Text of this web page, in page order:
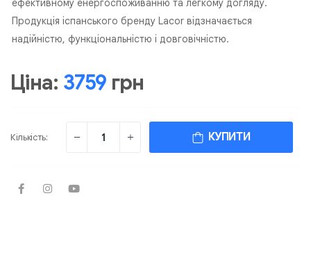
ефективному енергоспоживанню та легкому догляду.
Продукція іспанського бренду Lacor відзначається
надійністю, функціональністю і довговічністю.
Ціна: 3759 грн
Кількість: КУПИТИ